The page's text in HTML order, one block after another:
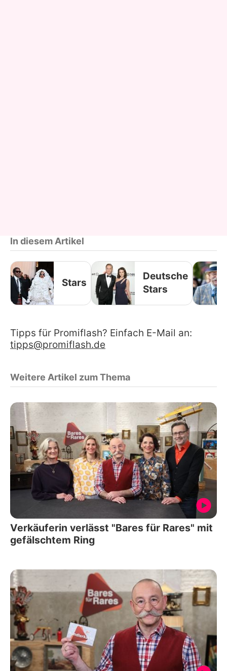
In diesem Artikel
Stars
Deutsche
Stars
Tipps für Promiflash? Einfach E-Mail an:
tipps@promiflash.de
Weitere Artikel zum Thema
Verkäuferin verlässt "Bares für Rares" mit
gefälschtem Ring